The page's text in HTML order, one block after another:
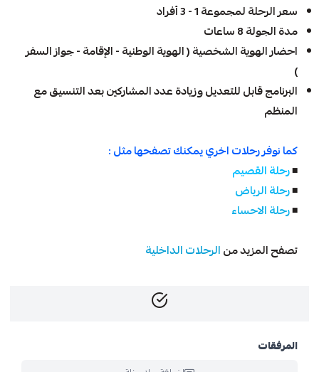
سعر الرحلة لمجموعة 1 - 3 أفراد
مدة الجولة 8 ساعات
احضار الهوية الشخصية ( الهوية الوطنية - الإقامة - جواز السفر
)
البرنامج قابل للتعديل وزيادة عدد المشاركين بعد التنسيق مع
المنظم
كما نوفر رحلات اخري يمكنك تصفحها مثل :
◾رحلة القصيم
◾رحلة الرياض
◾رحلة الاحساء
تصفح المزيد منالرحلات الداخلية
المرفقات